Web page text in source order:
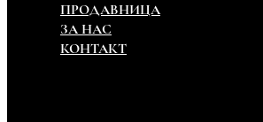
ПРОДАВНИЦА
ЗА НАС
КОНТАКТ